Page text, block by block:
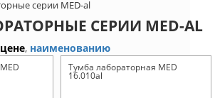
серии MED-al
СЕРИИ MED-AL
, наименованию
Тумба лабораторная MED
16.010al